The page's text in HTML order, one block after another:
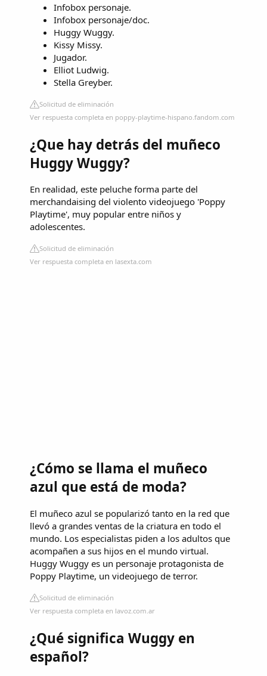
Infobox personaje.
Infobox personaje/doc.
Huggy Wuggy.
Kissy Missy.
Jugador.
Elliot Ludwig.
Stella Greyber.
Solicitud de eliminación
Ver respuesta completa en poppy-playtime-hispano.fandom.com
¿Que hay detrás del muñeco
Huggy Wuggy?
En realidad, este peluche forma parte del
merchandaising del violento videojuego 'Poppy
Playtime', muy popular entre niños y
adolescentes.
Solicitud de eliminación
Ver respuesta completa en lasexta.com
¿Cómo se llama el muñeco
azul que está de moda?
El muñeco azul se popularizó tanto en la red que
llevó a grandes ventas de la criatura en todo el
mundo. Los especialistas piden a los adultos que
acompañen a sus hijos en el mundo virtual.
Huggy Wuggy es un personaje protagonista de
Poppy Playtime, un videojuego de terror.
Solicitud de eliminación
Ver respuesta completa en lavoz.com.ar
¿Qué significa Wuggy en
español?